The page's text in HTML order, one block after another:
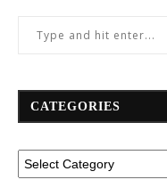
CATEGORIES